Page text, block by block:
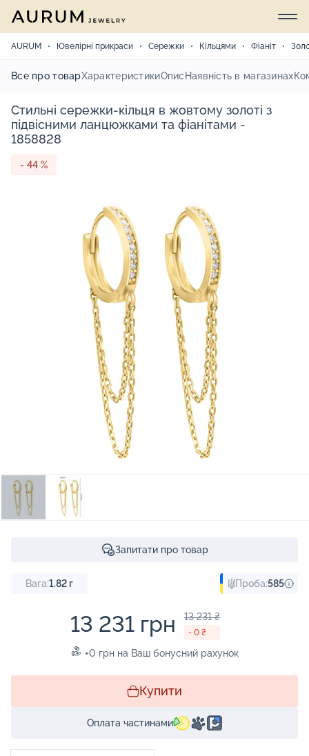
AURUM Ювелірні прикраси Сережки Кільцями Фіаніт
Все про товарХарактеристикиОпис Наявність в магазинах
Стильні сережки-кільця в жовтому золоті з
підвісними ланцюжками та фіанітами -
1858828
- 44 %
Запитати про товар
Вага:1.82 г Проба:585
13 231 грн 13 231 ₴
- 0 ₴
+0 грн на Ваш бонусний рахунок
Купити
Оплата частинами